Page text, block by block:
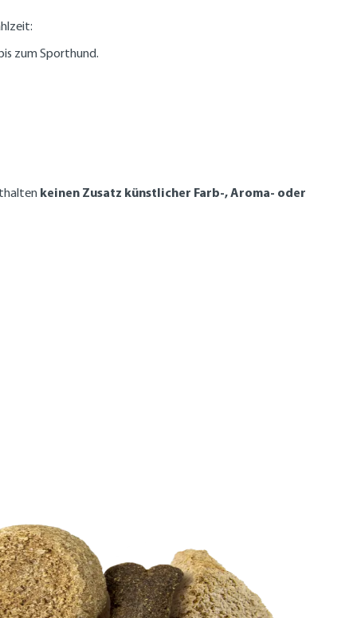
zum Sporthund.
keinen Zusatz künstlicher Farb-, Aroma- oder